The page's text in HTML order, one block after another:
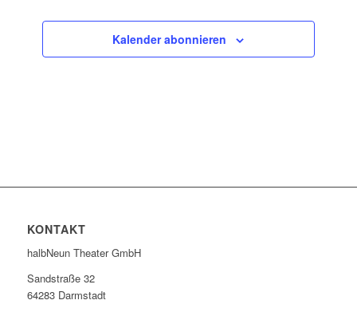
Kalender abonnieren
KONTAKT
halbNeun Theater GmbH
Sandstraße 32
64283 Darmstadt